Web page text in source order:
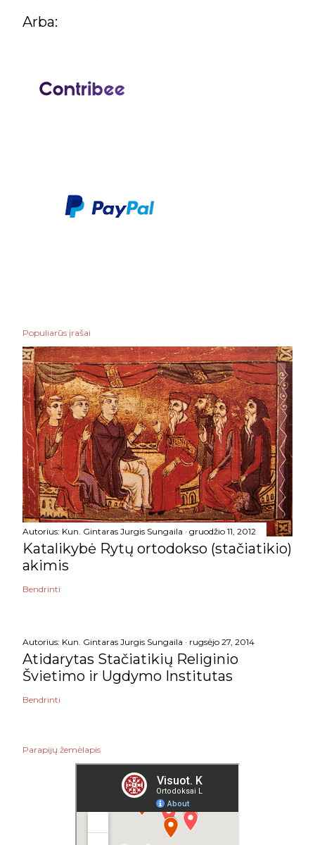
Arba:
Populiarūs įrašai
Autorius: Kun. Gintaras Jurgis Sungaila gruodžio 11, 2012
Katalikybė Rytų ortodokso (stačiatikio)
akimis
Bendrinti
Autorius: Kun. Gintaras Jurgis Sungaila rugsėjo 27, 2014
Atidarytas Stačiatikių Religinio
Švietimo ir Ugdymo Institutas
Bendrinti
Parapijų žemėlapis